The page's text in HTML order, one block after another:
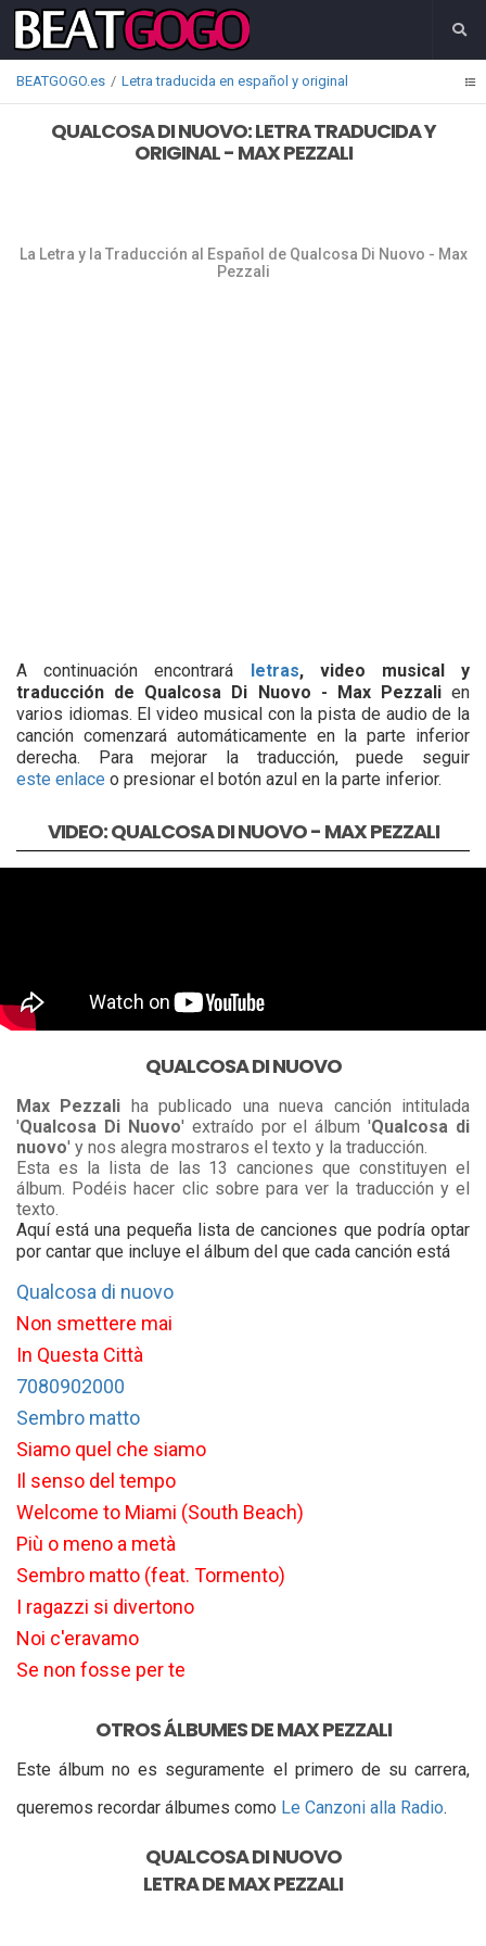
BEATGOGO.es Letra traducida en español y original
QUALCOSA DI NUOVO: LETRA TRADUCIDA Y
ORIGINAL - MAX PEZZALI
La Letra y la Traducción al Español de Qualcosa Di Nuovo - Max
Pezzali
A continuación encontrará letras, video musical y
traducción de Qualcosa Di Nuovo - Max Pezzali en
varios idiomas. El video musical con la pista de audio de la
canción comenzará automáticamente en la parte inferior
derecha. Para mejorar la traducción, puede seguir
este enlace o presionar el botón azul en la parte inferior.
VIDEO: QUALCOSA DI NUOVO - MAX PEZZALI
QUALCOSA DI NUOVO
Max Pezzali ha publicado una nueva canción intitulada
'Qualcosa Di Nuovo' extraído por el álbum 'Qualcosa di
nuovo' y nos alegra mostraros el texto y la traducción.
Esta es la lista de las 13 canciones que constituyen el
álbum. Podéis hacer clic sobre para ver la traducción y el
texto.
Aquí está una pequeña lista de canciones que podría optar
por cantar que incluye el álbum del que cada canción está
Qualcosa di nuovo
Non smettere mai
In Questa Città
7080902000
Sembro matto
Siamo quel che siamo
Il senso del tempo
Welcome to Miami (South Beach)
Più o meno a metà
Sembro matto (feat. Tormento)
I ragazzi si divertono
Noi c'eravamo
Se non fosse per te
OTROS ÁLBUMES DE MAX PEZZALI
Este álbum no es seguramente el primero de su carrera,
queremos recordar álbumes como Le Canzoni alla Radio.
QUALCOSA DI NUOVO
LETRA DEMAX PEZZALI